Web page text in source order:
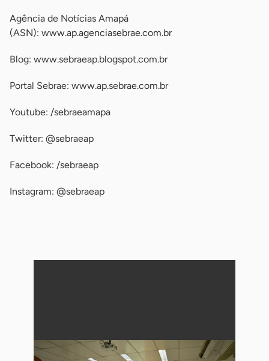
Agência de Notícias Amapá
(ASN): www.ap.agenciasebrae.com.br
Blog: www.sebraeap.blogspot.com.br
Portal Sebrae: www.ap.sebrae.com.br
Youtube: /sebraeamapa
Twitter: @sebraeap
Facebook: /sebraeap
Instagram: @sebraeap